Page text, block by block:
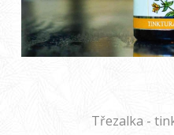
Třezalka -